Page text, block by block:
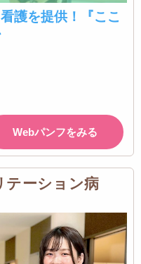
護を提供！『ここ
Webパンフをみる
テーション病